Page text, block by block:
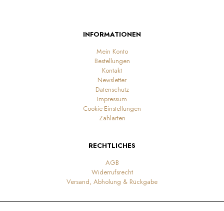
INFORMATIONEN
Mein Konto
Bestellungen
Kontakt
Newsletter
Datenschutz
Impressum
Cookie-Einstellungen
Zahlarten
RECHTLICHES
AGB
Widerrufsrecht
Versand, Abholung & Rückgabe